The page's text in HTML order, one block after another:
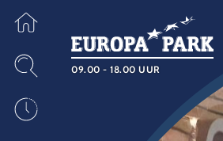
09.00 - 18.00 UUR